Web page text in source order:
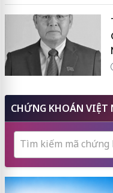
CHỨNG KHOÁN VIỆT
Tìm kiếm mã chứng